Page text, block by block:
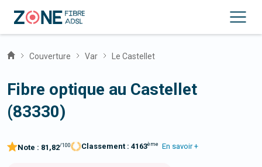
Couverture Var Le Castellet
Fibre optique au Castellet
(83330)
Note : 81,82/100 Classement : 4163ème En savoir +